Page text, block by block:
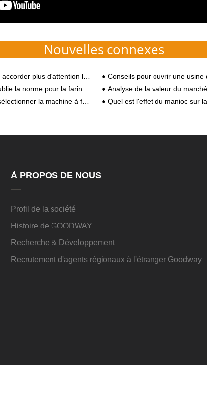
Nouvelles connexes
d'attention lors du traitement Garri ?
Conseils pour ouvrir une usine
pour la farine de manioc
Analyse de la valeur du marché de la fécule de
à fécule de pomme de terre
Quel est l'effet du manioc sur
À PROPOS DE NOUS
Profil de la société
Histoire de GOODWAY
Recherche & Développement
Recrutement d'agents régionaux à l'étranger Goodway